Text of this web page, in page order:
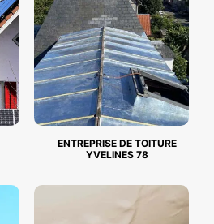
ENTREPRISE DE TOITURE
YVELINES 78